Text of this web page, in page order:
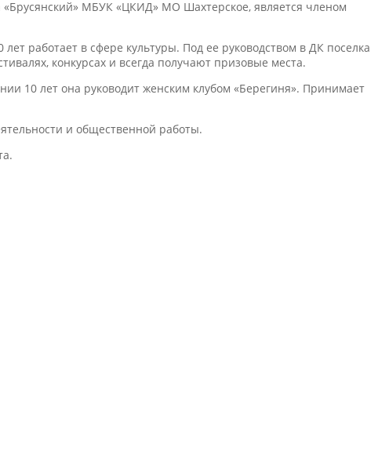
«Брусянский» МБУК «ЦКИД» МО Шахтерское, является членом
работает в сфере культуры. Под ее руководством в ДК поселка
конкурсах и всегда получают призовые места.
10 лет она руководит женским клубом «Берегиня». Принимает
и общественной работы.